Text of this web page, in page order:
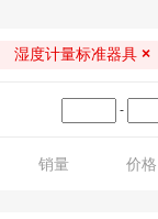
湿度计量标准器具 ×
-
销量 价格